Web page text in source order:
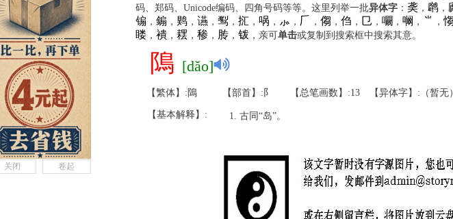
码、郑码、Unicode编码、四角号码等等。这里列举一批异体字： 䶮 ， 䴙，
䦂 ， 䥇 ， 䴗， 䜩， 䴕， 㧟 ， 㖞 ， ⺗ ， 𠂆 ， 㑳 ， 㑇 ， 㔾 ， 㘚 ， 㘎 ， ⺌ ， 㥮
䁖， 䙡， 䎬 ， 䅟， 䏝， 䥽，亲可单击或复制到搜索框中搜索其意。
隝 [dǎo]
【繁体】:隝 【部首】:阝 【总笔画数】:13 【异体字】:（暂无）
【基本解释】: 古同“岛”。
关闭 卷起